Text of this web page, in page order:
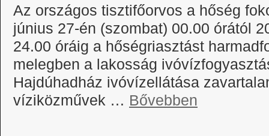
Az országos tisztifőorvos a hőség
június 27-én (szombat) 00.00 órától
24.00 óráig a hőségriasztást
melegben a lakosság
Hajdúhadház ivóvízellátása
víziközművek … Bővebben